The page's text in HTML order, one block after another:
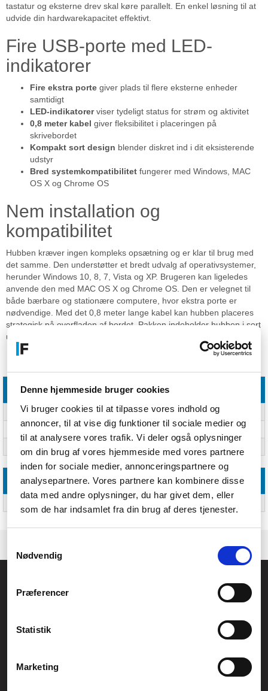
Denne hjemmeside bruger cookies
Vi bruger cookies til at tilpasse vores indhold og
annoncer, til at vise dig funktioner til sociale medier og
til at analysere vores trafik. Vi deler også oplysninger
om din brug af vores hjemmeside med vores partnere
inden for sociale medier, annonceringspartnere og
analysepartnere. Vores partnere kan kombinere disse
data med andre oplysninger, du har givet dem, eller
som de har indsamlet fra din brug af deres tjenester.
Nødvendig
Præferencer
Statistik
Marketing
tastatur og eksterne drev skal køre parallelt. En enkel løsning til at
udvide din hardwarekapacitet effektivt.
Fire USB-porte med LED-
indikatorer
Fire ekstra porte giver plads til flere eksterne enheder
samtidigt
LED-indikatorerviser tydeligt status for strøm og aktivitet
0,8 meter kabel giver fleksibilitet i placeringen på
skrivebordet
Kompakt sort design blender diskret ind i dit eksisterende
udstyr
Bred systemkompatibilitet fungerer med Windows, MAC
OS X og Chrome OS
Nem installation og
kompatibilitet
Hubben kræver ingen kompleks opsætning og er klar til brug med
det samme. Den understøtter et bredt udvalg af operativsystemer,
herunder Windows 10, 8, 7, Vista og XP. Brugeren kan ligeledes
anvende den med MAC OS X og Chrome OS. Den er velegnet til
både bærbare og stationære computere, hvor ekstra porte er
nødvendige. Med det 0,8 meter lange kabel kan hubben placeres
strategisk på overfladen af bordet. Pakken indeholder hubben i sort
udførelse.
Funktioner
Produktfarve Sort
Systemkrav
CVR.: 26208637
Generelle henvendelser:
Service- og reklamationsafdelingen: